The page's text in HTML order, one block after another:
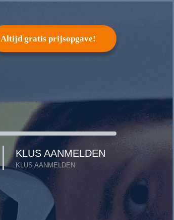
Altijd gratis prijsopgave!
KLUS AANMELDEN
KLUS AANMELDEN